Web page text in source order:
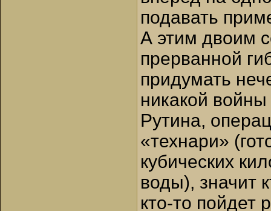
подавать
А этим двоим
прерванной
придумать
никакой
Рутина,
«технари»
кубических
воды), значит
кто-то пойдет